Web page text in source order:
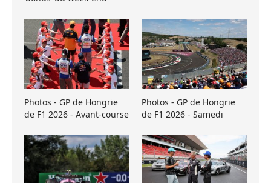
Photos - GP de Hongrie
de F1 2026 - Avant-course
Photos - GP de Hongrie
de F1 2026 - Samedi